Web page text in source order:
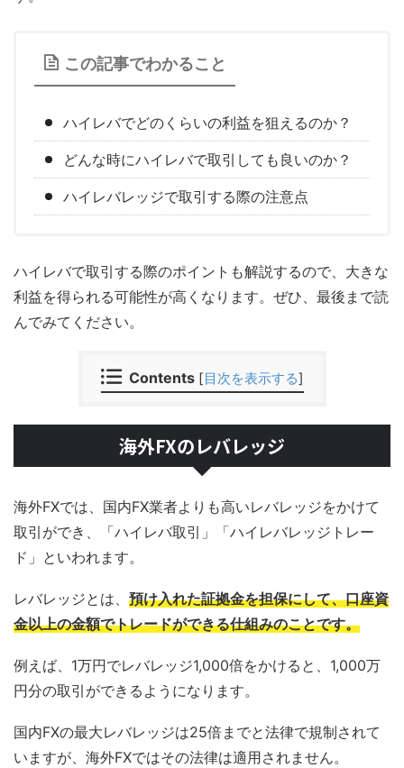
この記事でわかること
ハイレバでどのくらいの利益を狙えるのか？
どんな時にハイレバで取引しても良いのか？
ハイレバレッジで取引する際の注意点
ハイレバで取引する際のポイントも解説するので、大きな
利益を得られる可能性が高くなります。ぜひ、最後まで読
んでみてください。
Contents [目次を表示する]
海外FXのレバレッジ
海外FXでは、国内FX業者よりも高いレバレッジをかけて
取引ができ、「ハイレバ取引」「ハイレバレッジトレー
ド」といわれます。
レバレッジとは、 預け入れた証拠金を担保にして、口座資
金以上の金額でトレードができる仕組みのことです。
例えば、1万円でレバレッジ1,000倍をかけると、1,000万
円分の取引ができるようになります。
国内FXの最大レバレッジは25倍までと法律で規制されて
いますが、海外FXではその法律は適用されません。